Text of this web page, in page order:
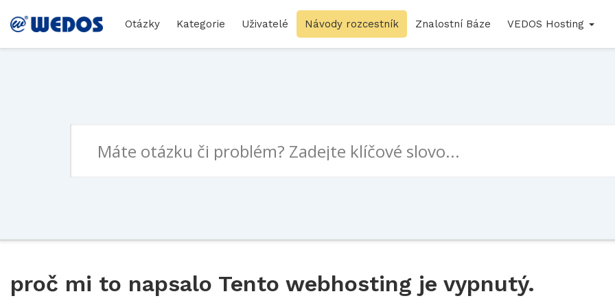
Otázky Kategorie Uživatelé Návody rozcestník Znalostní Báze VEDOS Hosting
proč mi to napsalo Tento webhosting je vypnutý.